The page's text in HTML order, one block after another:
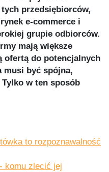
przedsiębiorców,
e-commerce i
grupie odbiorców.
mają większe
ofertą do potencjalnych
musi być spójna,
w ten sposób
to rozpoznawalność
komu zlecić jej